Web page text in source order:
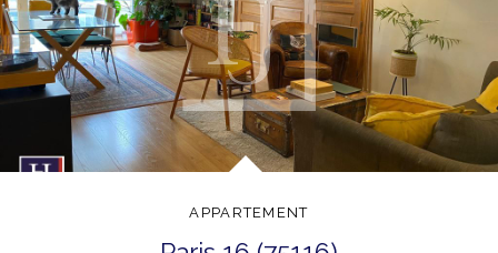
APPARTEMENT